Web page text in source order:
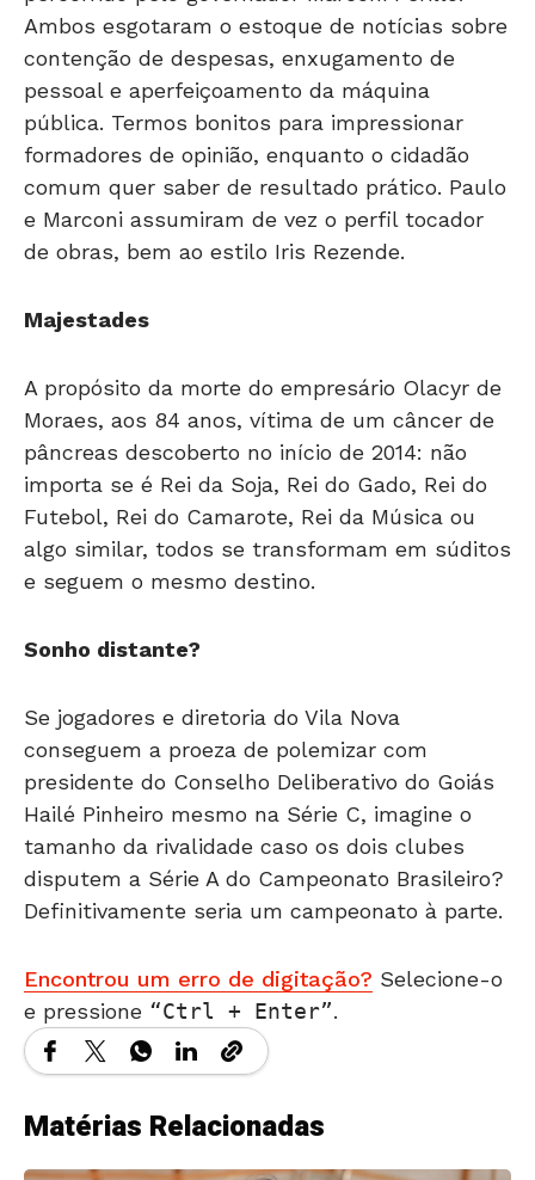
Ambos esgotaram o estoque de notícias sobre
contenção de despesas, enxugamento de
pessoal e aperfeiçoamento da máquina
pública. Termos bonitos para impressionar
formadores de opinião, enquanto o cidadão
comum quer saber de resultado prático. Paulo
e Marconi assumiram de vez o perfil tocador
de obras, bem ao estilo Iris Rezende.
Majestades
A propósito da morte do empresário Olacyr de
Moraes, aos 84 anos, vítima de um câncer de
pâncreas descoberto no início de 2014: não
importa se é Rei da Soja, Rei do Gado, Rei do
Futebol, Rei do Camarote, Rei da Música ou
algo similar, todos se transformam em súditos
e seguem o mesmo destino.
Sonho distante?
Se jogadores e diretoria do Vila Nova
conseguem a proeza de polemizar com
presidente do Conselho Deliberativo do Goiás
Hailé Pinheiro mesmo na Série C, imagine o
tamanho da rivalidade caso os dois clubes
disputem a Série A do Campeonato Brasileiro?
Definitivamente seria um campeonato à parte.
Encontrou um erro de digitação? Selecione-o
e pressione
Ctrl + Enter .
Matérias Relacionadas